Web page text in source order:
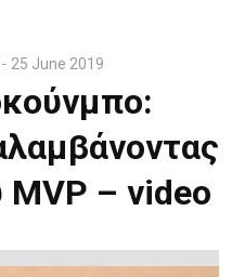
25 June 2019
MVP – video